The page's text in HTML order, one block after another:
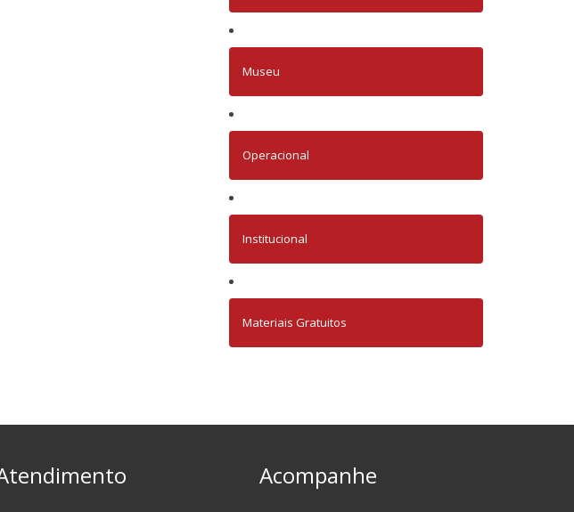
Museu
Operacional
Institucional
Materiais Gratuitos
Acompanhe